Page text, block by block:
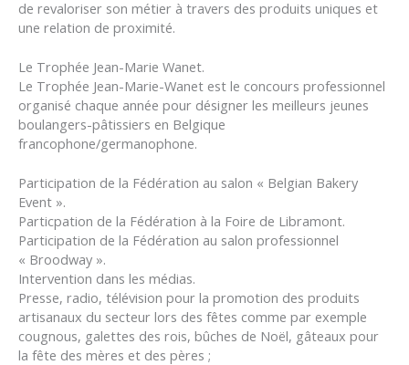
de revaloriser son métier à travers des produits uniques et
une relation de proximité.
Le Trophée Jean-Marie Wanet.
Le Trophée Jean-Marie-Wanet est le concours professionnel
organisé chaque année pour désigner les meilleurs jeunes
boulangers-pâtissiers en Belgique
francophone/germanophone.
Participation de la Fédération au salon « Belgian Bakery
Event ».
Particpation de la Fédération à la Foire de Libramont.
Participation de la Fédération au salon professionnel
« Broodway ».
Intervention dans les médias.
Presse, radio, télévision pour la promotion des produits
artisanaux du secteur lors des fêtes comme par exemple
cougnous, galettes des rois, bûches de Noël, gâteaux pour
la fête des mères et des pères ;